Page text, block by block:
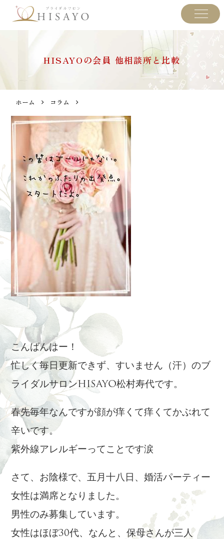
HISAYOの会員 他相談所と比較
ホーム コラム
こんばんはー！
忙しく毎日更新できず、すいません（汗）のブ
ライダルサロンHISAYO松村寿代です。
春先毎年なんですが顔が痒くて痒くてかぶれて
辛いです。
紫外線アレルギーってことです涙
さて、お陰様で、五月十八日、婚活パーティー
女性は満席となりました。
男性のみ募集しています。
女性はほぼ30代、なんと、保母さんが三人